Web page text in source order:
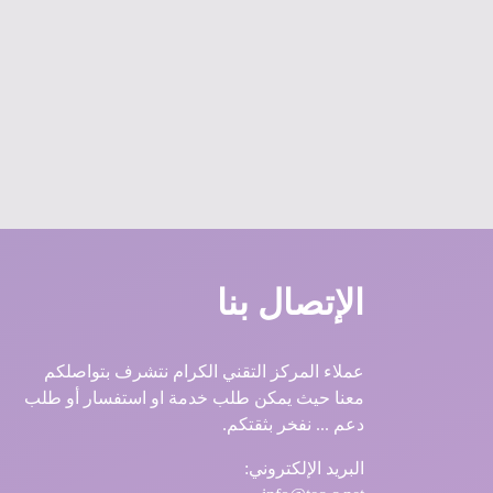
الإتصال بنا
عملاء المركز التقني الكرام نتشرف بتواصلكم
معنا حيث يمكن طلب خدمة او استفسار أو طلب
دعم ... نفخر بثقتكم.
البريد الإلكتروني: